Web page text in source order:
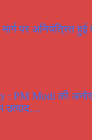
पर अनियंत्रित हुई
: PM Modi की
उत्पाद…